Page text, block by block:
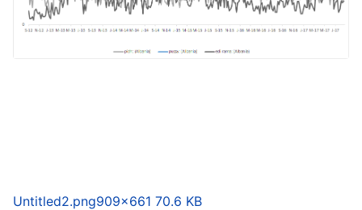
Untitled2.png909×661 70.6 KB